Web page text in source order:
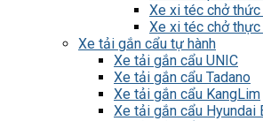
Xe xi téc chở thức
Xe xi téc chở
Xe tải gắn cẩu tự hành
Xe tải gắn cẩu UNIC
Xe tải gắn cẩu Tadano
Xe tải gắn cẩu KangLim
Xe tải gắn cẩu Hyundai